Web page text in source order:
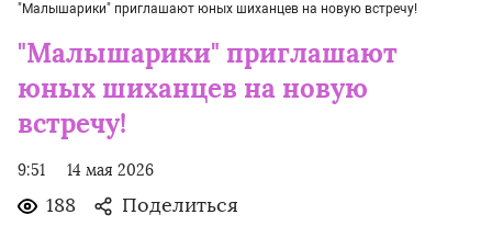
"Малышарики" приглашают юных шиханцев на новую встречу!
"Малышарики" приглашают
юных шиханцев на новую
встречу!
9:51 14 мая 2026
188 Поделиться